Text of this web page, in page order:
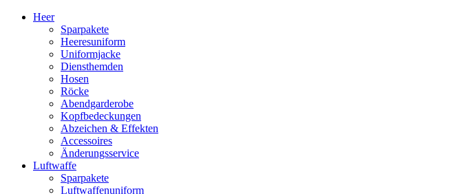
Heer
Sparpakete
Heeresuniform
Uniformjacke
Diensthemden
Hosen
Röcke
Abendgarderobe
Kopfbedeckungen
Abzeichen & Effekten
Accessoires
Änderungsservice
Luftwaffe
Sparpakete
Luftwaffenuniform